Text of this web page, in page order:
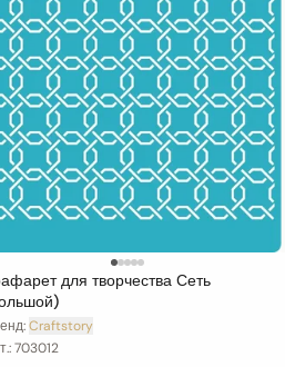
для творчества Сеть
Craftstory
703012